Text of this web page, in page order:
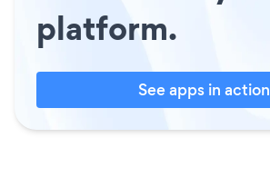
platform.
See apps in action